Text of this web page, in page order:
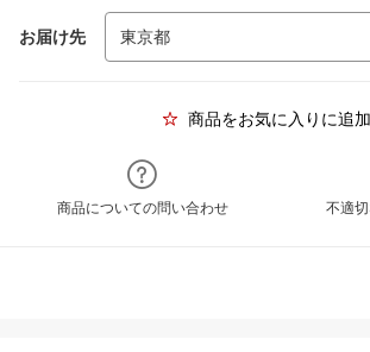
お届け先
商品をお気に入りに追加
商品についての問い合わせ 不適